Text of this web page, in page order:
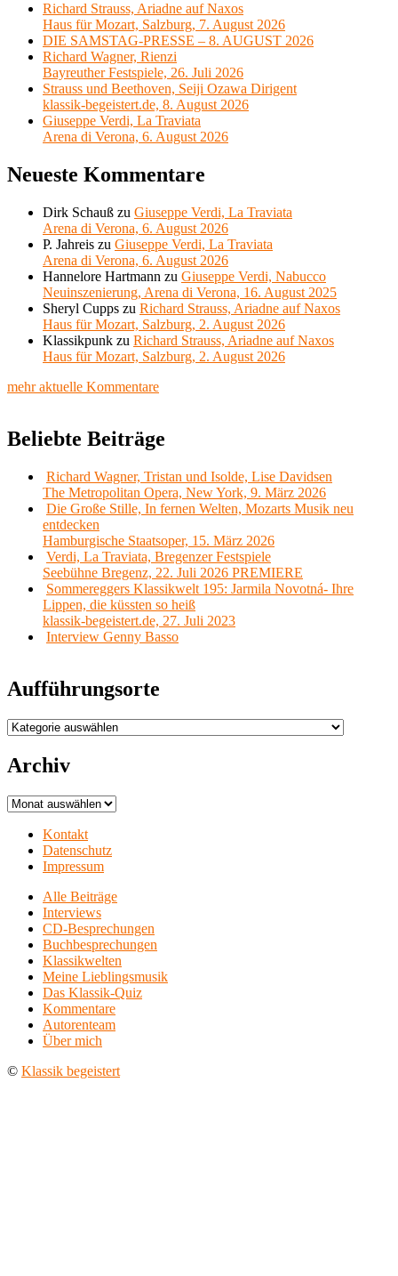
Richard Strauss, Ariadne auf Naxos
Haus für Mozart, Salzburg, 7. August 2026
DIE SAMSTAG-PRESSE – 8. AUGUST 2026
Richard Wagner, Rienzi
Bayreuther Festspiele, 26. Juli 2026
Strauss und Beethoven, Seiji Ozawa Dirigent
klassik-begeistert.de, 8. August 2026
Giuseppe Verdi, La Traviata
Arena di Verona, 6. August 2026
Neueste Kommentare
Dirk Schauß zu Giuseppe Verdi, La Traviata
Arena di Verona, 6. August 2026
P. Jahreis zu Giuseppe Verdi, La Traviata
Arena di Verona, 6. August 2026
Hannelore Hartmann zu Giuseppe Verdi, Nabucco
Neuinszenierung, Arena di Verona, 16. August 2025
Sheryl Cupps zu Richard Strauss, Ariadne auf Naxos
Haus für Mozart, Salzburg, 2. August 2026
Klassikpunk zu Richard Strauss, Ariadne auf Naxos
Haus für Mozart, Salzburg, 2. August 2026
mehr aktuelle Kommentare
Beliebte Beiträge
Richard Wagner, Tristan und Isolde, Lise Davidsen
The Metropolitan Opera, New York, 9. März 2026
Die Große Stille, In fernen Welten, Mozarts Musik neu
entdecken
Hamburgische Staatsoper, 15. März 2026
Verdi, La Traviata, Bregenzer Festspiele
Seebühne Bregenz, 22. Juli 2026 PREMIERE
Sommereggers Klassikwelt 195: Jarmila Novotná- Ihre
Lippen, die küssten so heiß
klassik-begeistert.de, 27. Juli 2023
Interview Genny Basso
Aufführungsorte
Aufführungsorte
Archiv
Archiv
Kontakt
Datenschutz
Impressum
Alle Beiträge
Interviews
CD-Besprechungen
Buchbesprechungen
Klassikwelten
Meine Lieblingsmusik
Das Klassik-Quiz
Kommentare
Autorenteam
Über mich
© Klassik begeistert